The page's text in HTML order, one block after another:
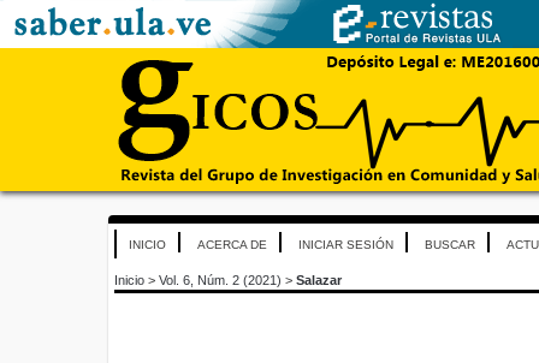
INICIO ACERCA DE INICIAR SESIÓN BUSCAR
Inicio > Vol. 6, Núm. 2 (2021) > Salazar